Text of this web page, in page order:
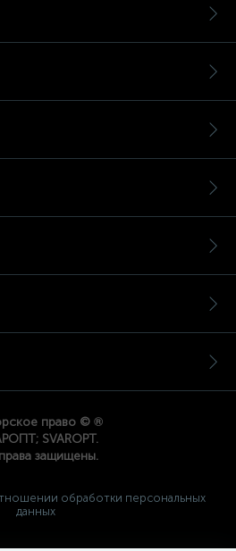
право © ®
SVAROPT.
защищены.
обработки персональных
данных